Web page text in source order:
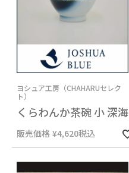
ヨシュア工房（CHAHARUセレク
ト）
くらわんか茶碗 小 深海
販売価格 ¥4,620税込